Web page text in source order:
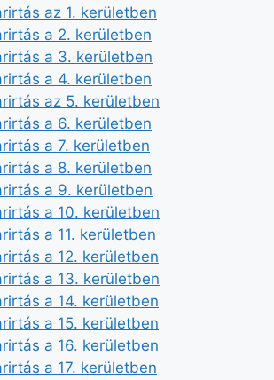
az 1. kerületben
a 2. kerületben
a 3. kerületben
a 4. kerületben
az 5. kerületben
a 6. kerületben
a 7. kerületben
a 8. kerületben
a 9. kerületben
a 10. kerületben
a 11. kerületben
a 12. kerületben
a 13. kerületben
a 14. kerületben
a 15. kerületben
a 16. kerületben
a 17. kerületben